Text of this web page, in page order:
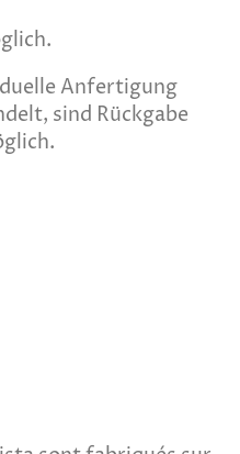
Anfertigung
sind Rückgabe